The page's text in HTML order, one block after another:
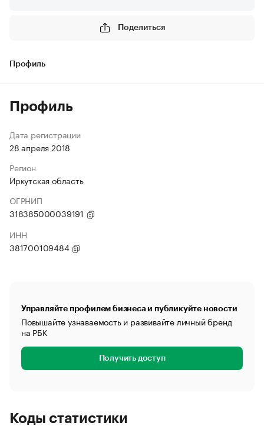
Поделиться
Профиль
Профиль
Дата регистрации
28 апреля 2018
Регион
Иркутская область
ОГРНИП
318385000039191
ИНН
381700109484
Управляйте профилем бизнеса и публикуйте новости
Повышайте узнаваемость и развивайте личный бренд
на РБК
Получить доступ
Коды статистики